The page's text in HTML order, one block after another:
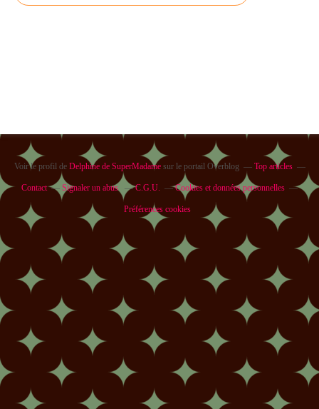
Voir le profil de Delphine de SuperMadamesur le portail Overblog Top articles
Contact Signaler un abus C.G.U. Cookies et données personnelles
Préférences cookies